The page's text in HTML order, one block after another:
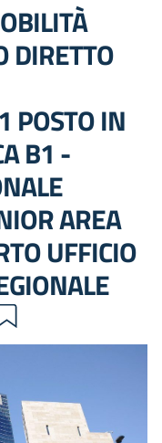
DIRETTO
POSTO IN
B1 -
AREA
UFFICIO